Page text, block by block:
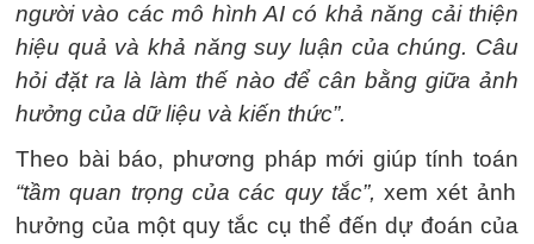
người vào các mô hình AI có khả năng cải thiện
hiệu quả và khả năng suy luận của chúng. Câu
hỏi đặt ra là làm thế nào để cân bằng giữa ảnh
hưởng của dữ liệu và kiến thức”.
Theo bài báo, phương pháp mới giúp tính toán
“tầm quan trọng của các quy tắc”, xem xét ảnh
hưởng của một quy tắc cụ thể đến dự đoán của